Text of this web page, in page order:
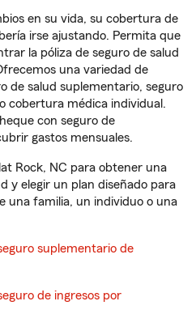
en su vida, su cobertura de
irse ajustando. Permita que
la póliza de seguro de salud
una variedad de
de salud suplementario, seguro
cobertura médica individual.
con seguro de
gastos mensuales.
Rock, NC para obtener una
y elegir un plan diseñado para
una familia, un individuo o una
suplementario de
de ingresos por